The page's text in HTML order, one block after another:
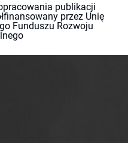
publikacji
przez Unię
Funduszu Rozwoju